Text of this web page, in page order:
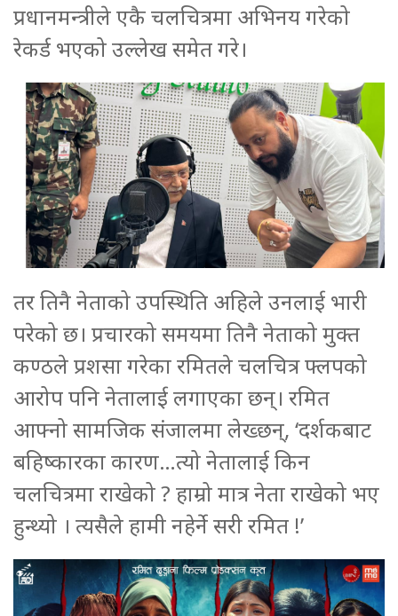
प्रधानमन्त्रीले एकै चलचित्रमा अभिनय गरेको
रेकर्ड भएको उल्लेख समेत गरे।
तर तिनै नेताको उपस्थिति अहिले उनलाई भारी
परेको छ। प्रचारको समयमा तिनै नेताको मुक्त
कण्ठले प्रशसा गरेका रमितले चलचित्र फ्लपको
आरोप पनि नेतालाई लगाएका छन्। रमित
आफ्नो सामजिक संजालमा लेख्छन्, ‘दर्शकबाट
बहिष्कारका कारण…त्यो नेतालाई किन
चलचित्रमा राखेको ? हाम्रो मात्र नेता राखेको भए
हुन्थ्यो । त्यसैले हामी नहेर्ने सरी रमित !’